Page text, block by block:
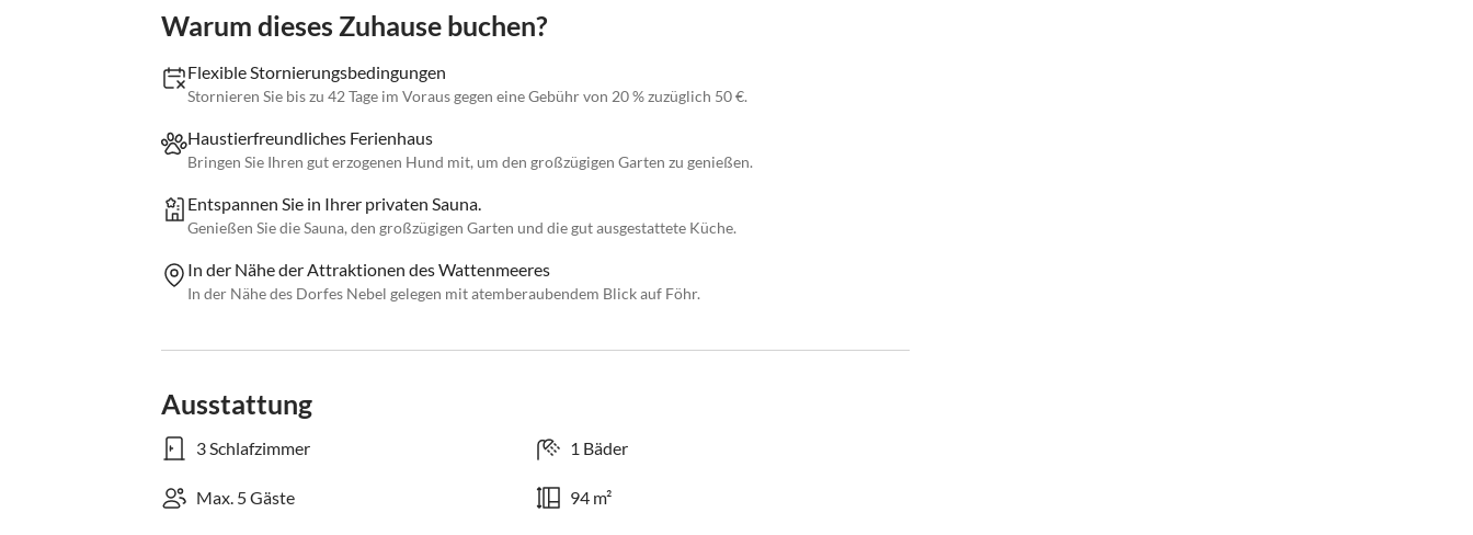
Warum dieses Zuhause buchen?
Flexible Stornierungsbedingungen
Stornieren Sie bis zu 42 Tage im Voraus gegen eine Gebühr von 20 % zuzüglich 50 €.
Haustierfreundliches Ferienhaus
Bringen Sie Ihren gut erzogenen Hund mit, um den großzügigen Garten zu genießen.
Entspannen Sie in Ihrer privaten Sauna.
Genießen Sie die Sauna, den großzügigen Garten und die gut ausgestattete Küche.
In der Nähe der Attraktionen des Wattenmeeres
In der Nähe des Dorfes Nebel gelegen mit atemberaubendem Blick auf Föhr.
Ausstattung
3 Schlafzimmer 1 Bäder
Max. 5 Gäste 94 m²